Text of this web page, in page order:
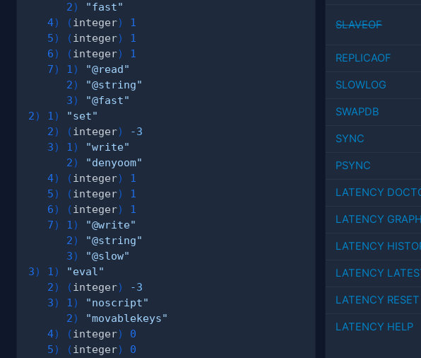
SLAVEOF
REPLICAOF
SLOWLOG
SWAPDB
SYNC
PSYNC
LATENCY
LATENCY GRAPH
LATENCY
LATENCY
LATENCY RESET
LATENCY HELP
2)
"fast"
4) (integer)
1
5) (integer)
1
6) (integer)
1
7) 1)
"@read"
2)
"@string"
3)
"@fast"
2) 1)
"set"
2) (integer)
-3
3) 1)
"write"
2)
"denyoom"
4) (integer)
1
5) (integer)
1
6) (integer)
1
7) 1)
"@write"
2)
"@string"
3)
"@slow"
3) 1)
"eval"
2) (integer)
-3
3) 1)
"noscript"
2)
"movablekeys"
4) (integer)
0
5) (integer)
0